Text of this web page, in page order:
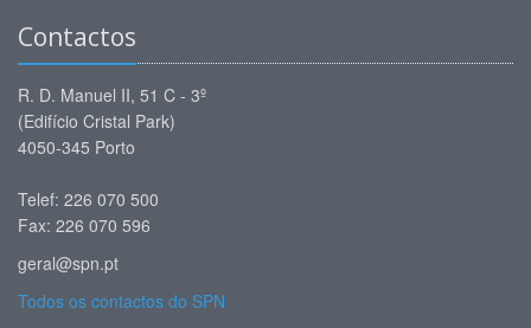
Contactos
R. D. Manuel II, 51 C - 3º
(Edifício Cristal Park)
4050-345 Porto
Telef: 226 070 500
Fax: 226 070 596
geral@spn.pt
Todos os contactos do SPN